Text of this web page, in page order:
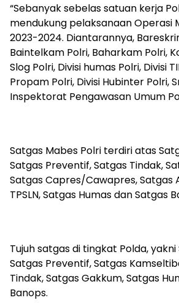
“Sebanyak sebelas satuan kerja
mendukung pelaksanaan Operasi
2023-2024. Diantarannya,
Baintelkam Polri, Baharkam Polri,
Slog Polri, Divisi humas Polri, Divisi
Propam Polri, Divisi Hubinter Polri,
Inspektorat Pengawasan Umum
Satgas Mabes Polri terdiri atas
Satgas Preventif, Satgas Tindak,
Satgas Capres/Cawapres, Satgas
TPSLN, Satgas Humas dan Satgas
Tujuh satgas di tingkat Polda,
Satgas Preventif, Satgas
Tindak, Satgas Gakkum, Satgas
Banops.